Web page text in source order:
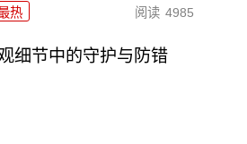
热 阅读 4985
细节中的守护与防错